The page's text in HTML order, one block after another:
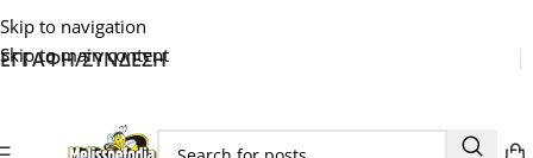
Skip to navigation
Skip to main content
ΕΓΓΑΦΗ/ΣΥΝΔΕΣΗ